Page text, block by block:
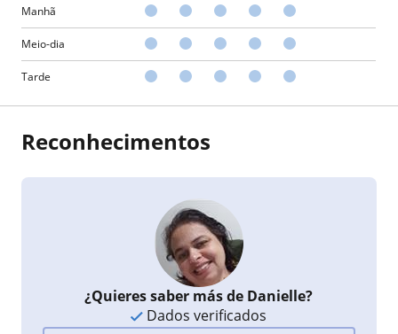
Manhã
Meio-dia
Tarde
Reconhecimentos
¿Quieres saber más de Danielle?
Dados verificados